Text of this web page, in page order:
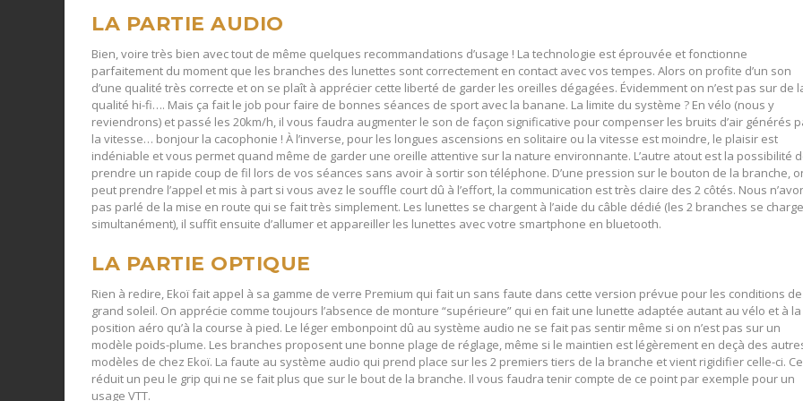
LA PARTIE AUDIO
Bien, voire très bien avec tout de même quelques recommandations d’usage ! La technologie est éprouvée et fonctionne
parfaitement du moment que les branches des lunettes sont correctement en contact avec vos tempes. Alors on profite d’un son
d’une qualité très correcte et on se plaît à apprécier cette liberté de garder les oreilles dégagées. Évidemment on n’est pas sur de
qualité hi-fi…. Mais ça fait le job pour faire de bonnes séances de sport avec la banane. La limite du système ? En vélo (nous y
reviendrons) et passé les 20km/h, il vous faudra augmenter le son de façon significative pour compenser les bruits d’air générés
la vitesse… bonjour la cacophonie ! À l’inverse, pour les longues ascensions en solitaire ou la vitesse est moindre, le plaisir est
indéniable et vous permet quand même de garder une oreille attentive sur la nature environnante. L’autre atout est la possibilité
prendre un rapide coup de fil lors de vos séances sans avoir à sortir son téléphone. D’une pression sur le bouton de la branche,
peut prendre l’appel et mis à part si vous avez le souffle court dû à l’effort, la communication est très claire des 2 côtés. Nous
pas parlé de la mise en route qui se fait très simplement. Les lunettes se chargent à l’aide du câble dédié (les 2 branches se
simultanément), il suffit ensuite d’allumer et appareiller les lunettes avec votre smartphone en bluetooth.
LA PARTIE OPTIQUE
Rien à redire, Ekoï fait appel à sa gamme de verre Premium qui fait un sans faute dans cette version prévue pour les conditions de
grand soleil. On apprécie comme toujours l’absence de monture “supérieure” qui en fait une lunette adaptée autant au vélo et à la
position aéro qu’à la course à pied. Le léger embonpoint dû au système audio ne se fait pas sentir même si on n’est pas sur un
modèle poids-plume. Les branches proposent une bonne plage de réglage, même si le maintien est légèrement en deçà des
modèles de chez Ekoï. La faute au système audio qui prend place sur les 2 premiers tiers de la branche et vient rigidifier celle-ci.
réduit un peu le grip qui ne se fait plus que sur le bout de la branche. Il vous faudra tenir compte de ce point par exemple pour un
usage VTT.